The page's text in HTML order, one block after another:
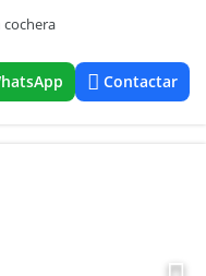
Contactar